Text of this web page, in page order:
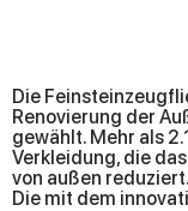
Die
Renovierung der
gewählt. Mehr als
Verkleidung, die
von außen reduziert.
Die mit dem